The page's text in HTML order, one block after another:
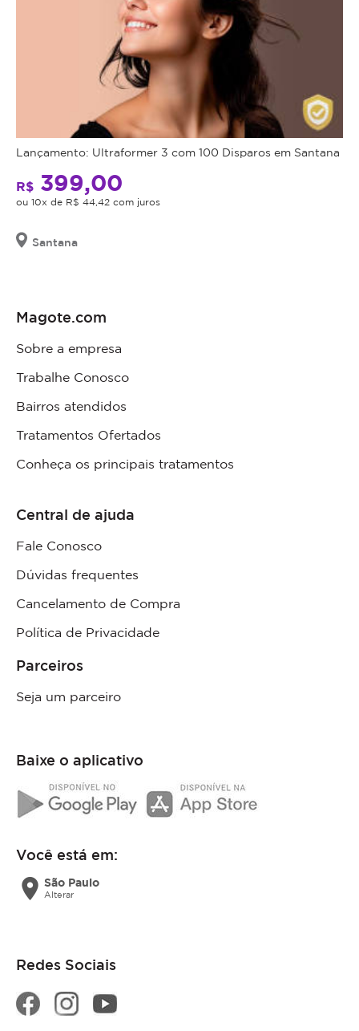
Lançamento: Ultraformer 3 com 100 Disparos em Santana
R$ 399,00
ou 10x de R$ 44,42 com juros
Santana
Magote.com
Sobre a empresa
Trabalhe Conosco
Bairros atendidos
Tratamentos Ofertados
Conheça os principais tratamentos
Central de ajuda
Fale Conosco
Dúvidas frequentes
Cancelamento de Compra
Política de Privacidade
Parceiros
Seja um parceiro
Baixe o aplicativo
Você está em:
location_on São Paulo
Alterar
Redes Sociais